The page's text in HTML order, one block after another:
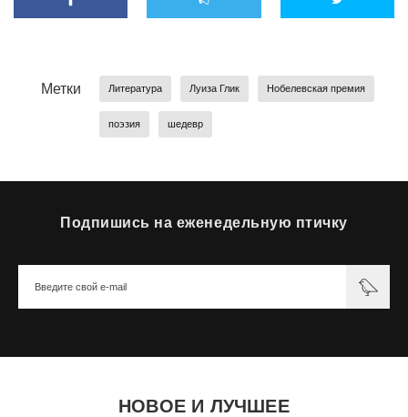
Метки Литература Луиза Глик Нобелевская премия
поэзия шедевр
Подпишись на еженедельную птичку
НОВОЕ И ЛУЧШЕЕ